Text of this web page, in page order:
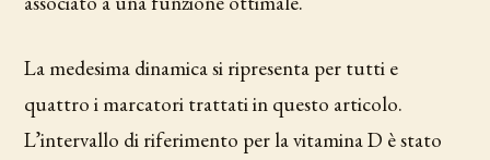
La medesima dinamica si ripresenta per tutti e
quattro i marcatori trattati in questo articolo.
L’intervallo di riferimento per la vitamina D è stato